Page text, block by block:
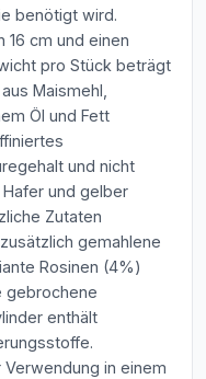
benötigt wird.
16 cm und einen
pro Stück beträgt
Maismehl,
Öl und Fett
und nicht
und gelber
Zutaten
gemahlene
Rosinen (4%)
gebrochene
enthält
in einem